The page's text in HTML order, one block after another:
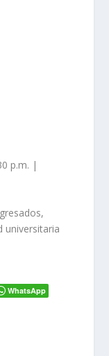
p.m. |
universitaria
WhatsApp